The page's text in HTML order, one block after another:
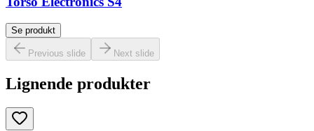
Se produkt
Previous slide Next slide
Lignende produkter